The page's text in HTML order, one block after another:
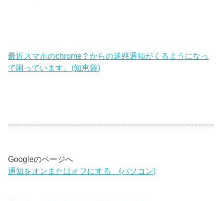
最近スマホのchrome？からの迷惑通知がくるようになっ
て困っています。(知恵袋)
Googleのページへ
通知をオンまたはオフにする (パソコン)